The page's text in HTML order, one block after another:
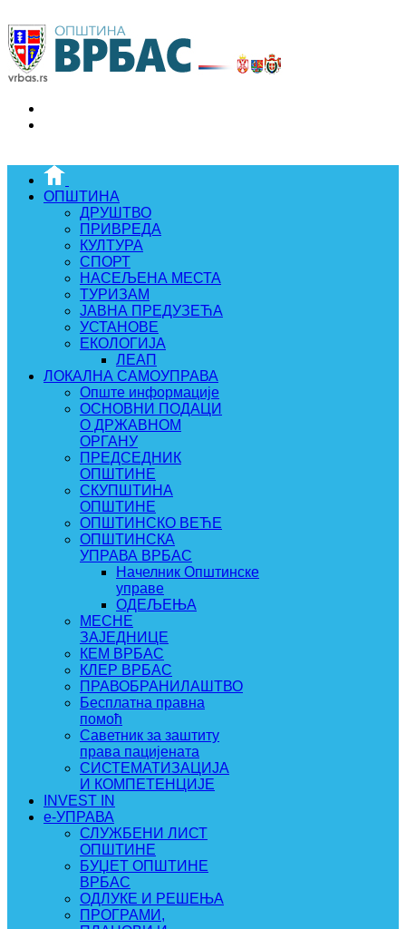
ОПШТИНА
ДРУШТВО
ПРИВРЕДА
КУЛТУРА
СПОРТ
НАСЕЉЕНА МЕСТА
ТУРИЗАМ
ЈАВНА ПРЕДУЗЕЋА
УСТАНОВЕ
ЕКОЛОГИЈА
ЛЕАП
ЛОКАЛНА САМОУПРАВА
Опште информације
ОСНОВНИ ПОДАЦИ
О ДРЖАВНОМ
ОРГАНУ
ПРЕДСЕДНИК
ОПШТИНЕ
СКУПШТИНА
ОПШТИНЕ
ОПШТИНСКО ВЕЋЕ
ОПШТИНСКА
УПРАВА ВРБАС
Начелник Општинске
управе
ОДЕЉЕЊА
МЕСНЕ
ЗАЈЕДНИЦЕ
КЕМ ВРБАС
КЛЕР ВРБАС
ПРАВОБРАНИЛАШТВО
Бесплатна правна
помоћ
Саветник за заштиту
права пацијената
СИСТЕМАТИЗАЦИЈА
И КОМПЕТЕНЦИЈЕ
INVEST IN
e-УПРАВА
СЛУЖБЕНИ ЛИСТ
ОПШТИНЕ
БУЏЕТ ОПШТИНЕ
ВРБАС
ОДЛУКЕ И РЕШЕЊА
ПРОГРАМИ,